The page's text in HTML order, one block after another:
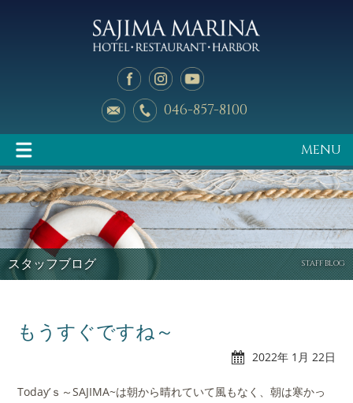
046-857-8100
MENU
イベント情報 マリーナのご案内
釣り天狗
STAFF BLOG
スタッフブログ
もうすぐですね～
2022年 1月 22日
Today’ｓ～SAJIMA~は朝から晴れていて風もなく、朝は寒かっ